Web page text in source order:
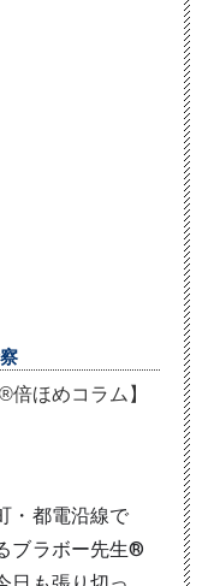
ほめコラム】
・都電沿線で
ブラボー先生®